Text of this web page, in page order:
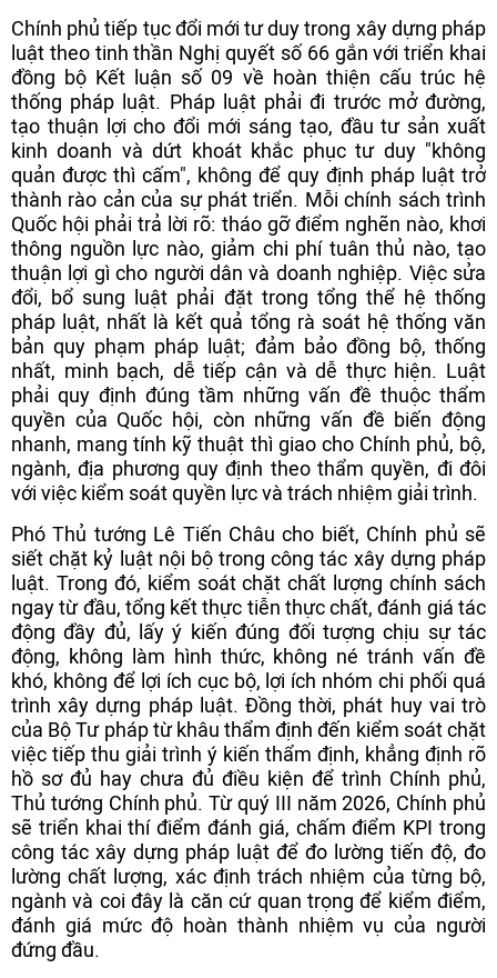
Chính phủ tiếp tục đổi mới tư duy trong xây dựng pháp
luật theo tinh thần Nghị quyết số 66 gắn với triển khai
đồng bộ Kết luận số 09 về hoàn thiện cấu trúc hệ
thống pháp luật. Pháp luật phải đi trước mở đường,
tạo thuận lợi cho đổi mới sáng tạo, đầu tư sản xuất
kinh doanh và dứt khoát khắc phục tư duy "không
quản được thì cấm", không để quy định pháp luật trở
thành rào cản của sự phát triển. Mỗi chính sách trình
Quốc hội phải trả lời rõ: tháo gỡ điểm nghẽn nào, khơi
thông nguồn lực nào, giảm chi phí tuân thủ nào, tạo
thuận lợi gì cho người dân và doanh nghiệp. Việc sửa
đổi, bổ sung luật phải đặt trong tổng thể hệ thống
pháp luật, nhất là kết quả tổng rà soát hệ thống văn
bản quy phạm pháp luật; đảm bảo đồng bộ, thống
nhất, minh bạch, dễ tiếp cận và dễ thực hiện. Luật
phải quy định đúng tầm những vấn đề thuộc thẩm
quyền của Quốc hội, còn những vấn đề biến động
nhanh, mang tính kỹ thuật thì giao cho Chính phủ, bộ,
ngành, địa phương quy định theo thẩm quyền, đi đôi
với việc kiểm soát quyền lực và trách nhiệm giải trình.
Phó Thủ tướng Lê Tiến Châu cho biết, Chính phủ sẽ
siết chặt kỷ luật nội bộ trong công tác xây dựng pháp
luật. Trong đó, kiểm soát chặt chất lượng chính sách
ngay từ đầu, tổng kết thực tiễn thực chất, đánh giá tác
động đầy đủ, lấy ý kiến đúng đối tượng chịu sự tác
động, không làm hình thức, không né tránh vấn đề
khó, không để lợi ích cục bộ, lợi ích nhóm chi phối quá
trình xây dựng pháp luật. Đồng thời, phát huy vai trò
của Bộ Tư pháp từ khâu thẩm định đến kiểm soát chặt
việc tiếp thu giải trình ý kiến thẩm định, khẳng định rõ
hồ sơ đủ hay chưa đủ điều kiện để trình Chính phủ,
Thủ tướng Chính phủ. Từ quý III năm 2026, Chính phủ
sẽ triển khai thí điểm đánh giá, chấm điểm KPI trong
công tác xây dựng pháp luật để đo lường tiến độ, đo
lường chất lượng, xác định trách nhiệm của từng bộ,
ngành và coi đây là căn cứ quan trọng để kiểm điểm,
đánh giá mức độ hoàn thành nhiệm vụ của người
đứng đầu.